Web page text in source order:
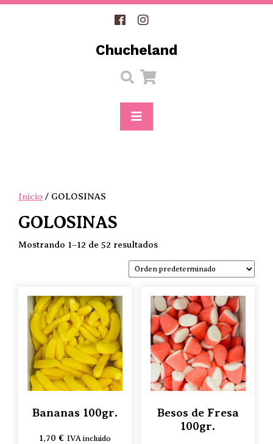
Skip
Chucheland
Inicio / GOLOSINAS
GOLOSINAS
Mostrando 1–12 de 52 resultados
Bananas 100gr.
1,70€ IVA incluido
Besos de Fresa
100gr.